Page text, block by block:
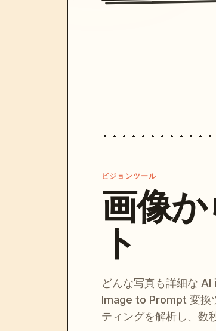
ビジョンツール
画像
ト
どんな写真も詳細な
Image to Prompt 変換
ティングを解析し、数